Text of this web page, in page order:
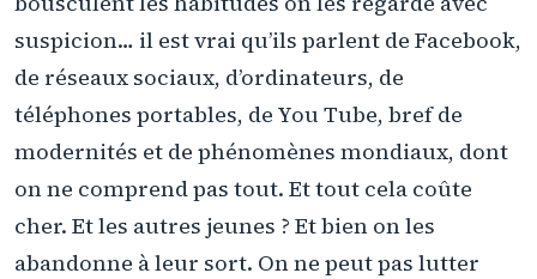
suspicion… il est vrai qu’ils parlent de Facebook,
de réseaux sociaux, d’ordinateurs, de
téléphones portables, de You Tube, bref de
modernités et de phénomènes mondiaux, dont
on ne comprend pas tout. Et tout cela coûte
cher. Et les autres jeunes ? Et bien on les
abandonne à leur sort. On ne peut pas lutter